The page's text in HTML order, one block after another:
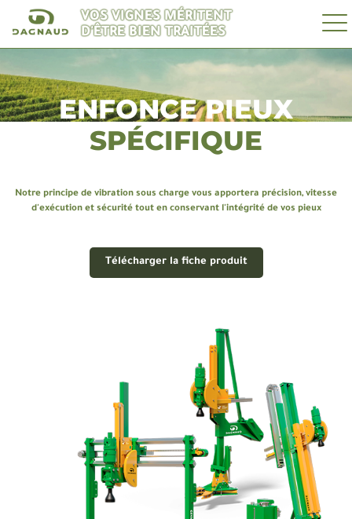
VOS VIGNES MÉRITENT
D'ÊTRE BIEN TRAITÉES
ENFONCE PIEUX
SPÉCIFIQUE
Notre principe de vibration sous charge vous apportera précision, vitesse
d'exécution et sécurité tout en conservant l'intégrité de vos pieux
Télécharger la fiche produit